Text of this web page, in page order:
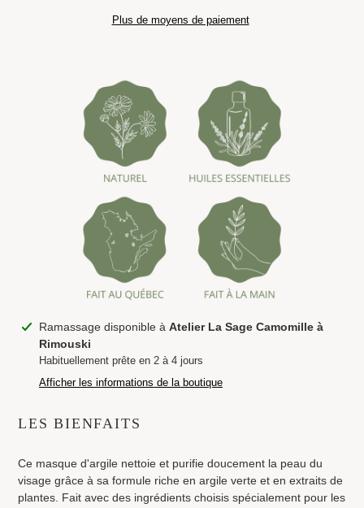
Plus de moyens de paiement
Ajout
produit
Ramassage disponible à Atelier La Sage Camomille à
Rimouski
Habituellement prête en 2 à 4 jours
Afficher les informations de la boutique
LES BIENFAITS
Ce masque d'argile nettoie et purifie doucement la peau du
visage grâce à sa formule riche en argile verte et en extraits de
plantes. Fait avec des ingrédients choisis spécialement pour les